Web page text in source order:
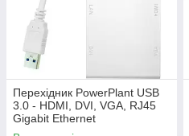
Перехідник PowerPlant USB
3.0 - HDMI, DVI, VGA, RJ45
Gigabit Ethernet